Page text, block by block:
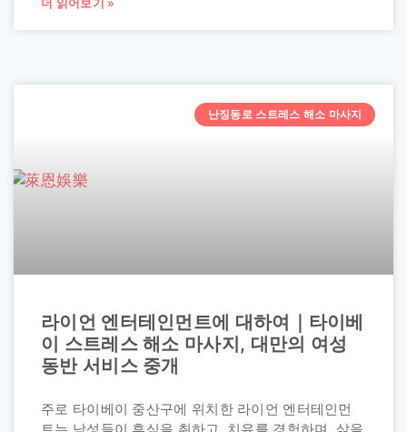
난징동로 스트레스 해소 마사지
라이언 엔터테인먼트에 대하여｜타이베
이 스트레스 해소 마사지, 대만의 여성
동반 서비스 중개
주로 타이베이 중산구에 위치한 라이언 엔터테인먼